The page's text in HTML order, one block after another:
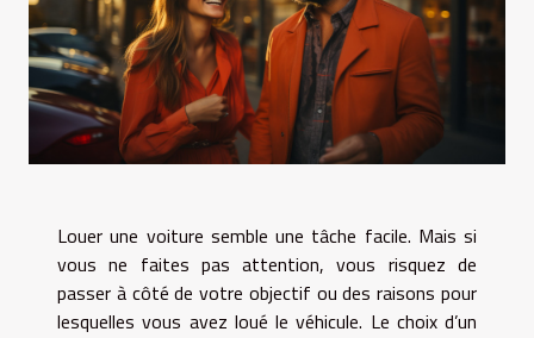
Louer une voiture semble une tâche facile. Mais si
vous ne faites pas attention, vous risquez de
passer à côté de votre objectif ou des raisons pour
lesquelles vous avez loué le véhicule. Le choix d’un